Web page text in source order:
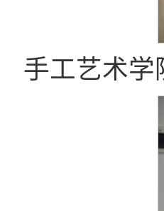
手工艺术学